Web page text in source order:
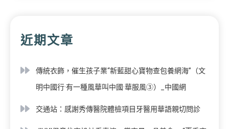
近期文章
傳統衣飾，催生孩子業“新藍甜心寶物查包養網海”（文
明中國行·有一種風華叫中國·華服風③）_中國網
交通站：感謝秀傳醫院體檢項目牙醫用華語親切問診